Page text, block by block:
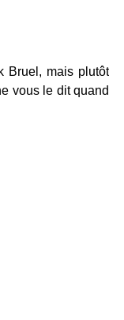
Bruel, mais plutôt
vous le dit quand